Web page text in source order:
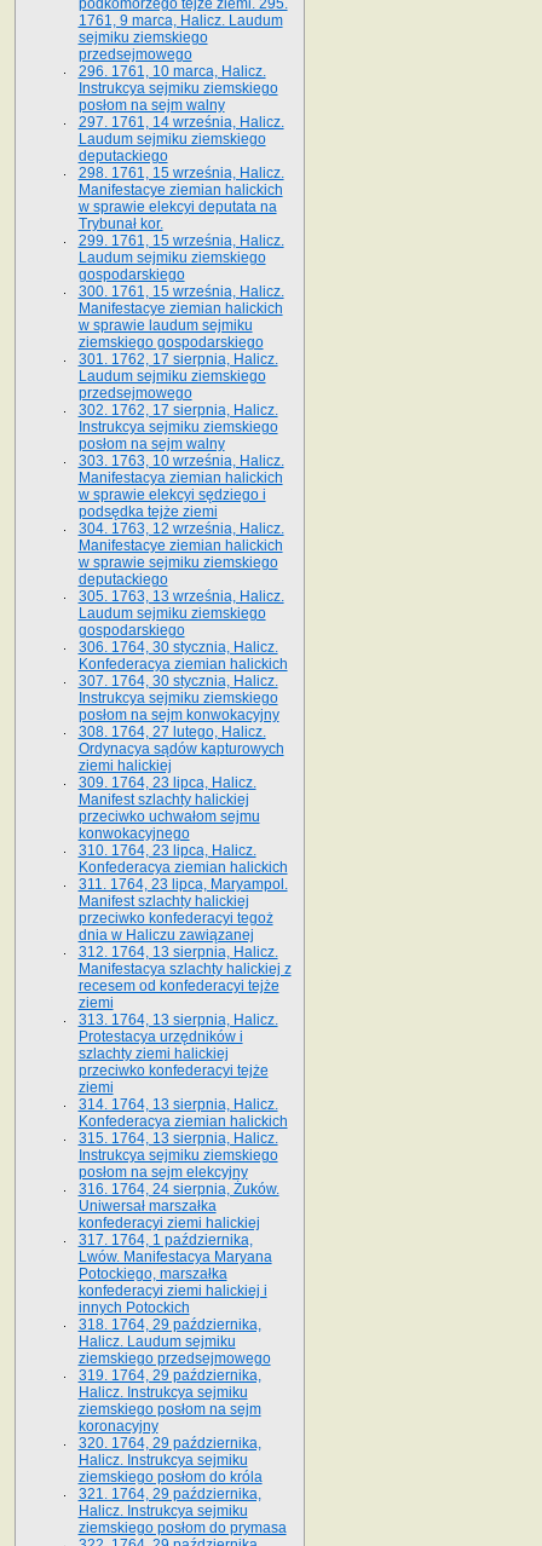
podkomorzego tejże ziemi. 295.
1761, 9 marca, Halicz. Laudum
sejmiku ziemskiego
przedsejmowego
296. 1761, 10 marca, Halicz.
Instrukcya sejmiku ziemskiego
posłom na sejm walny
297. 1761, 14 września, Halicz.
Laudum sejmiku ziemskiego
deputackiego
298. 1761, 15 września, Halicz.
Manifestacye ziemian halickich
w sprawie elekcyi deputata na
Trybunał kor.
299. 1761, 15 września, Halicz.
Laudum sejmiku ziemskiego
gospodarskiego
300. 1761, 15 września, Halicz.
Manifestacye ziemian halickich
w sprawie laudum sejmiku
ziemskiego gospodarskiego
301. 1762, 17 sierpnia, Halicz.
Laudum sejmiku ziemskiego
przedsejmowego
302. 1762, 17 sierpnia, Halicz.
Instrukcya sejmiku ziemskiego
posłom na sejm walny
303. 1763, 10 września, Halicz.
Manifestacya ziemian halickich
w sprawie elekcyi sędziego i
podsędka tejże ziemi
304. 1763, 12 września, Halicz.
Manifestacye ziemian halickich
w sprawie sejmiku ziemskiego
deputackiego
305. 1763, 13 września, Halicz.
Laudum sejmiku ziemskiego
gospodarskiego
306. 1764, 30 stycznia, Halicz.
Konfederacya ziemian halickich
307. 1764, 30 stycznia, Halicz.
Instrukcya sejmiku ziemskiego
posłom na sejm konwokacyjny
308. 1764, 27 lutego, Halicz.
Ordynacya sądów kapturowych
ziemi halickiej
309. 1764, 23 lipca, Halicz.
Manifest szlachty halickiej
przeciwko uchwałom sejmu
konwokacyjnego
310. 1764, 23 lipca, Halicz.
Konfederacya ziemian halickich
311. 1764, 23 lipca, Maryampol.
Manifest szlachty halickiej
przeciwko konfederacyi tegoż
dnia w Haliczu zawiązanej
312. 1764, 13 sierpnia, Halicz.
Manifestacya szlachty halickiej z
recesem od konfederacyi tejże
ziemi
313. 1764, 13 sierpnia, Halicz.
Protestacya urzędników i
szlachty ziemi halickiej
przeciwko konfederacyi tejże
ziemi
314. 1764, 13 sierpnia, Halicz.
Konfederacya ziemian halickich
315. 1764, 13 sierpnia, Halicz.
Instrukcya sejmiku ziemskiego
posłom na sejm elekcyjny
316. 1764, 24 sierpnia, Żuków.
Uniwersał marszałka
konfederacyi ziemi halickiej
317. 1764, 1 października,
Lwów. Manifestacya Maryana
Potockiego, marszałka
konfederacyi ziemi halickiej i
innych Potockich
318. 1764, 29 października,
Halicz. Laudum sejmiku
ziemskiego przedsejmowego
319. 1764, 29 października,
Halicz. Instrukcya sejmiku
ziemskiego posłom na sejm
koronacyjny
320. 1764, 29 października,
Halicz. Instrukcya sejmiku
ziemskiego posłom do króla
321. 1764, 29 października,
Halicz. Instrukcya sejmiku
ziemskiego posłom do prymasa